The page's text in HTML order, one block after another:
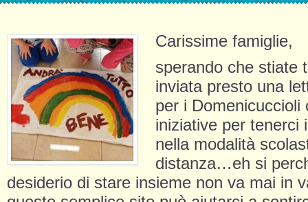
Carissime famiglie,
sperando che stiate
inviata presto una
per i Domenicuccioli
iniziative per tenerci
nella modalità
distanza…eh si
desiderio di stare insieme non va mai in